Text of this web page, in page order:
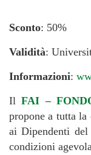
Sconto: 50%
Validità:
Informazioni:
IlFAI –
propone a tutta la
ai Dipendenti
condizioni